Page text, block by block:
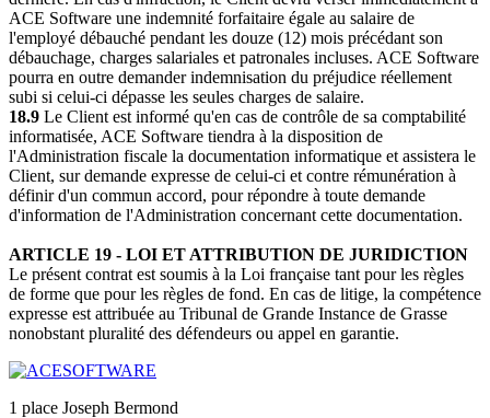
ACE Software une indemnité forfaitaire égale au salaire de
l'employé débauché pendant les douze (12) mois précédant son
débauchage, charges salariales et patronales incluses. ACE Software
pourra en outre demander indemnisation du préjudice réellement
subi si celui-ci dépasse les seules charges de salaire.
18.9 Le Client est informé qu'en cas de contrôle de sa comptabilité
informatisée, ACE Software tiendra à la disposition de
l'Administration fiscale la documentation informatique et assistera le
Client, sur demande expresse de celui-ci et contre rémunération à
définir d'un commun accord, pour répondre à toute demande
d'information de l'Administration concernant cette documentation.
ARTICLE 19 - LOI ET ATTRIBUTION DE JURIDICTION
Le présent contrat est soumis à la Loi française tant pour les règles
de forme que pour les règles de fond. En cas de litige, la compétence
expresse est attribuée au Tribunal de Grande Instance de Grasse
nonobstant pluralité des défendeurs ou appel en garantie.
1 place Joseph Bermond